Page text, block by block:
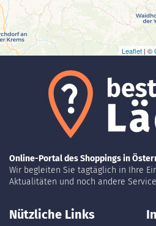
Leaflet | ©
Online-Portal des Shoppings in
Wir begleiten Sie tagtäglich in Ihre
Aktualitäten und noch andere
Nützliche Links